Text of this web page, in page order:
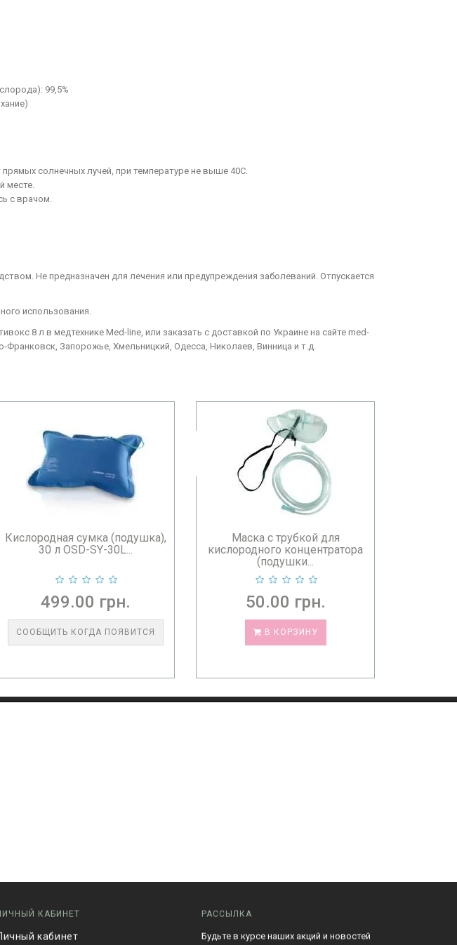
99,5%
солнечных лучей, при температуре не выше 40С.
месте.
с врачом.
Не предназначен для лечения или предупреждения заболеваний. Отпускается
использования.
8 л в медтехнике Med-line, или заказать с доставкой по Украине на сайте med-
Запорожье, Хмельницкий, Одесса, Николаев, Винница и т.д.
Кислородная сумка (подушка),
30 л OSD-SY-30L...
499.00 грн.
СООБЩИТЬ КОГДА ПОЯВИТСЯ
Маска с трубкой для
кислородного концентратора
(подушки...
50.00 грн.
В КОРЗИНУ
КАБИНЕТ
кабинет
РАССЫЛКА
Будьте в курсе наших акций и новостей